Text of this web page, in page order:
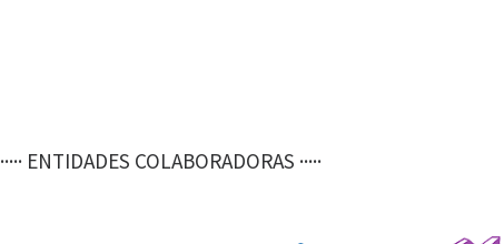
····· ENTIDADES COLABORADORAS ·····